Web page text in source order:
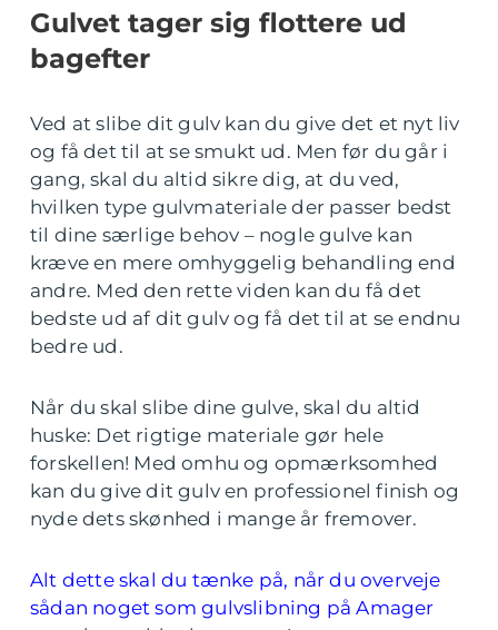
Gulvet tager sig flottere ud
bagefter
Ved at slibe dit gulv kan du give det et nyt liv
og få det til at se smukt ud. Men før du går i
gang, skal du altid sikre dig, at du ved,
hvilken type gulvmateriale der passer bedst
til dine særlige behov – nogle gulve kan
kræve en mere omhyggelig behandling end
andre. Med den rette viden kan du få det
bedste ud af dit gulv og få det til at se endnu
bedre ud.
Når du skal slibe dine gulve, skal du altid
huske: Det rigtige materiale gør hele
forskellen! Med omhu og opmærksomhed
kan du give dit gulv en professionel finish og
nyde dets skønhed i mange år fremover.
Alt dette skal du tænke på, når du overveje
sådan noget som gulvslibning på Amager